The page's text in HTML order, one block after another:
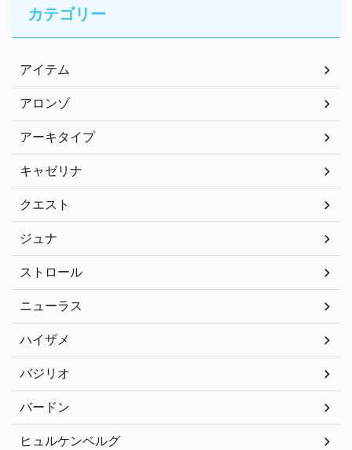
カテゴリー
アイテム
アロンゾ
アーキタイプ
キャゼリナ
クエスト
ジュナ
ストロール
ニューラス
ハイザメ
バジリオ
バードン
ヒュルケンベルグ